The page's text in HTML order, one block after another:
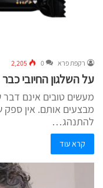
רקפת פרא 0
2,205
על השלגון החיובי
מעשים טובים אינם דבר
מבצעים אותם. אין ספק
להתנהג…
קרא עוד